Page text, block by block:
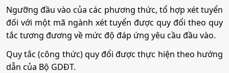
Công nghệ kỹ thuật ô tô
Tổ hợp:(Toán, 2 môn bất kì)
•Mã ngành:7340120
• Chỉ tiêu:50
• Phương thức xét tuyển:
• Tổ hợp: (Toán, 2 môn bất kì); (Văn, 2 môn bất kì)
Ngưỡng đầu vào của các phương thức, tổ hợp xét tuyển
đối với một mã ngành xét tuyển được quy đổi theo quy
tắc tương đương về mức độ đáp ứng yêu cầu đầu vào.
Quy tắc (công thức) quy đổi được thực hiện theo hướng
dẫn của Bộ GDĐT.